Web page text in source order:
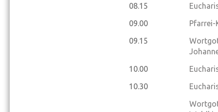
08.15
09.00
Pfarrei-
09.15
10.00
10.30